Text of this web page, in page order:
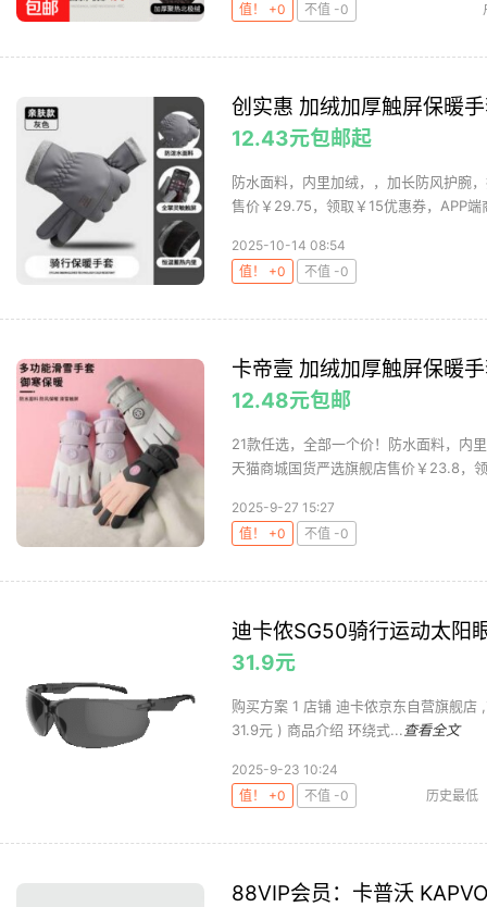
值！ +0 不值 -0
创实惠 加绒加厚触屏保暖
12.43元包邮起
防水面料，内里加绒，，加长防风护腕
售价￥29.75，领取￥15优惠券，APP
2025-10-14 08:54
值！ +0
不值 -0
卡帝壹 加绒加厚触屏保暖
12.48元包邮
21款任选，全部一个价！防水面料，
天猫商城国货严选旗舰店售价￥23.8，
2025-9-27 15:27
值！ +0
不值 -0
迪卡侬SG50骑行运动太
31.9元
购买方案 1 店铺 迪卡侬京东自营旗舰
31.9元 ) 商品介绍 环绕式... 查看全文
2025-9-23 10:24
值！ +0
不值 -0
历史最低
88VIP会员：卡普沃